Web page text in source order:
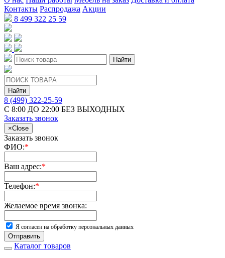
Контакты Распродажа Акции
8 499 322 25 59
Найти
Найти
8 (499) 322-25-59
С 8:00 ДО 22:00 БЕЗ ВЫХОДНЫХ
Заказать звонок
×Close
Заказать звонок
ФИО:*
Ваш адрес:*
Телефон:*
Желаемое время звонка:
Я согласен на обработку персональных данных
Отправить
Каталог товаров